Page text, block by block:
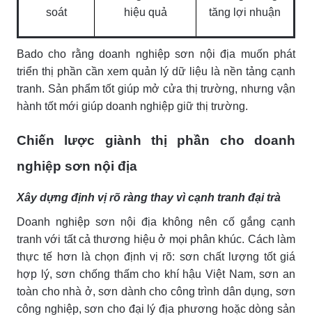
soát
hiệu quả
tăng lợi nhuận
Bado cho rằng doanh nghiệp sơn nội địa muốn phát
triển thị phần cần xem quản lý dữ liệu là nền tảng cạnh
tranh. Sản phẩm tốt giúp mở cửa thị trường, nhưng vận
hành tốt mới giúp doanh nghiệp giữ thị trường.
Chiến lược giành thị phần cho doanh
nghiệp sơn nội địa
Xây dựng định vị rõ ràng thay vì cạnh tranh đại trà
Doanh nghiệp sơn nội địa không nên cố gắng cạnh
tranh với tất cả thương hiệu ở mọi phân khúc. Cách làm
thực tế hơn là chọn định vị rõ: sơn chất lượng tốt giá
hợp lý, sơn chống thấm cho khí hậu Việt Nam, sơn an
toàn cho nhà ở, sơn dành cho công trình dân dụng, sơn
công nghiệp, sơn cho đại lý địa phương hoặc dòng sản